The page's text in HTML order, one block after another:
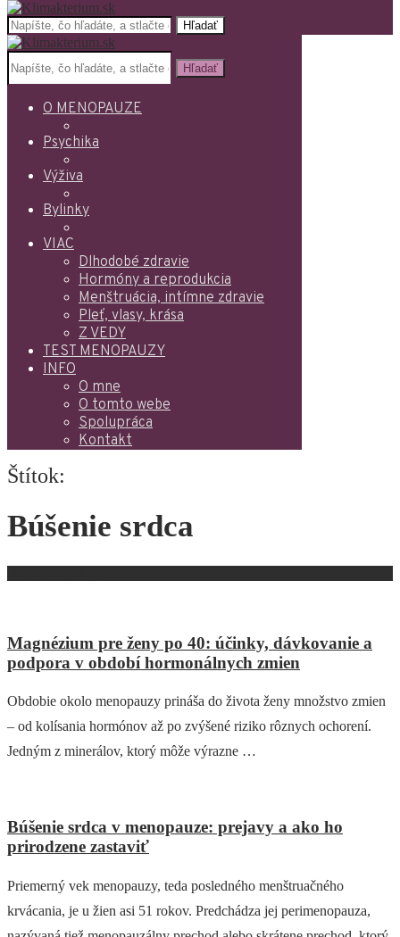
Hľadať
Hľadať
O MENOPAUZE
Psychika
Výživa
Bylinky
VIAC
Dlhodobé zdravie
Hormóny a reprodukcia
Menštruácia, intímne zdravie
Pleť, vlasy, krása
Z VEDY
TEST MENOPAUZY
INFO
O mne
O tomto webe
Spolupráca
Kontakt
Štítok:
Búšenie srdca
Magnézium pre ženy po 40: účinky, dávkovanie a
podpora v období hormonálnych zmien
Obdobie okolo menopauzy prináša do života ženy množstvo zmien
– od kolísania hormónov až po zvýšené riziko rôznych ochorení.
Jedným z minerálov, ktorý môže výrazne …
Búšenie srdca v menopauze: prejavy a ako ho
prirodzene zastaviť
Priemerný vek menopauzy, teda posledného menštruačného
krvácania, je u žien asi 51 rokov. Predchádza jej perimenopauza,